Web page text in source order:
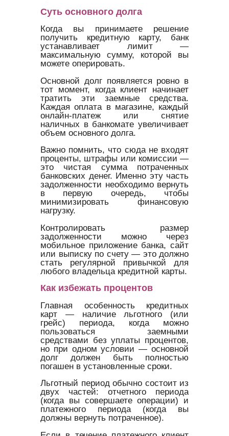
Суть основного долга
Когда вы принимаете решение
получить кредитную карту, банк
устанавливает лимит —
максимальную сумму, которой вы
можете оперировать.
Основной долг появляется ровно в
тот момент, когда клиент начинает
тратить эти заемные средства.
Каждая оплата в магазине, каждый
онлайн-платеж или снятие
наличных в банкомате увеличивает
объем основного долга.
Важно помнить, что сюда не входят
проценты, штрафы или комиссии —
это чистая сумма потраченных
банковских денег. Именно эту часть
задолженности необходимо вернуть
в первую очередь, чтобы
минимизировать финансовую
нагрузку.
Контролировать размер
задолженности можно через
мобильное приложение банка, сайт
или выписку по счету — это должно
стать регулярной привычкой для
любого владельца кредитной карты.
Как избежать процентов
Главная особенность кредитных
карт — наличие льготного (или
грейс) периода, когда можно
пользоваться заемными
средствами без уплаты процентов,
но при одном условии — основной
долг должен быть полностью
погашен в установленные сроки.
Льготный период обычно состоит из
двух частей: отчетного периода
(когда вы совершаете операции) и
платежного периода (когда вы
должны вернуть потраченное).